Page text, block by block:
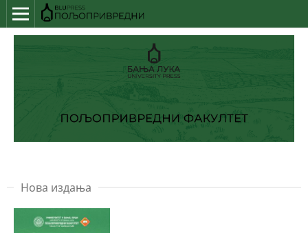
Нова издања